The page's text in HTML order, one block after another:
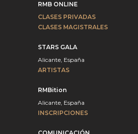
RMB ONLINE
CLASES PRIVADAS
CLASES MAGISTRALES
STARS GALA
Alicante, España
ARTISTAS
RMBition
Alicante, España
INSCRIPCIONES